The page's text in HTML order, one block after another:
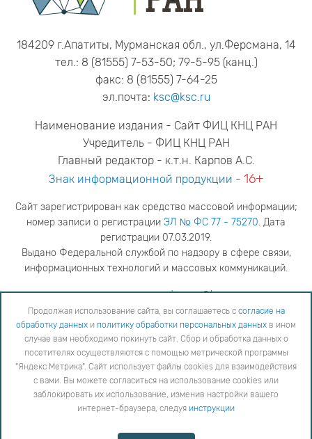
184209 г.Апатиты, Мурманская обл., ул.Ферсмана, 14
тел.: 8 (81555) 7-53-50; 79-5-95 (канц.)
факс: 8 (81555) 7-64-25
эл.почта: ksc@ksc.ru
Наименование издания - Сайт ФИЦ КНЦ РАН
Учредитель - ФИЦ КНЦ РАН
Главный редактор - к.т.н. Карпов А.С.
Знак информационной продукции - 16+
Сайт зарегистрирован как средство массовой информации;
номер записи о регистрации ЭЛ № ФС 77 - 75270. Дата
регистрации 07.03.2019.
Выдано Федеральной службой по надзору в сфере связи,
информационных технологий и массовых коммуникаций.
адрес редакцииya.stogova@ksc.ru
телефон редакции81555-79-516
Продолжая использование сайта, вы соглашаетесь с согласие на обработку данных
обработки персональных данных
в ином случае вам необходимо покинуть сайт. Сбор и обработка
данных о посетителях осуществляются с помощью метрической программы "Яндекс Метрика".
Сайт использует файлы cookies для взаимодействия с вами. Вы можете согласиться на
использование cookies или заблокировать их использование, изменив настройки вашего интернет-
Продолжая использование сайта, вы соглашаетесь с согласие на
обработку данных и политику обработки персональных данных в ином
случае вам необходимо покинуть сайт. Сбор и обработка данных о
посетителях осуществляются с помощью метрической программы
"Яндекс Метрика". Сайт использует файлы cookies для взаимодействия
с вами. Вы можете согласиться на использование cookies или
заблокировать их использование, изменив настройки вашего
интернет-браузера, следуя инструкции